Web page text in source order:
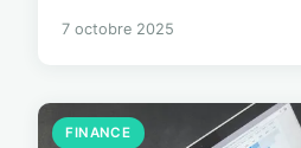
7 octobre 2025
FINANCE